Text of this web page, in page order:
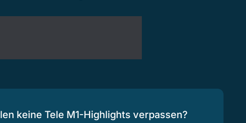
keine Tele M1-Highlights verpassen?